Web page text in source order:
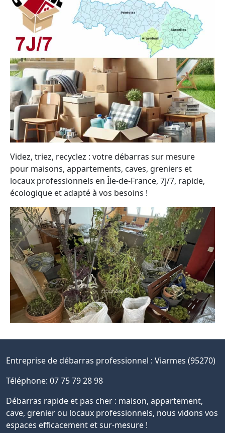
Videz, triez, recyclez : votre débarras sur mesure
pour maisons, appartements, caves, greniers et
locaux professionnels en Île-de-France, 7j/7, rapide,
écologique et adapté à vos besoins !
Entreprise de débarras professionnel : Viarmes (95270)
Téléphone: 07 75 79 28 98
Débarras rapide et pas cher : maison, appartement,
cave, grenier ou locaux professionnels, nous vidons vos
espaces efficacement et sur-mesure !